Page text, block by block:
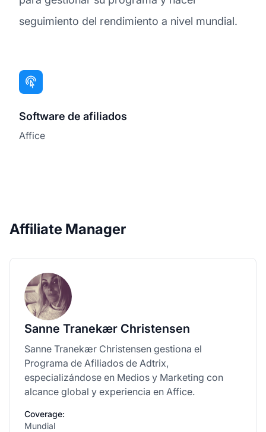
seguimiento del rendimiento a nivel mundial.
Software de afiliados
Affice
Affiliate Manager
Sanne Tranekær Christensen
Sanne Tranekær Christensen gestiona el
Programa de Afiliados de Adtrix,
especializándose en Medios y Marketing con
alcance global y experiencia en Affice.
Coverage:
Mundial